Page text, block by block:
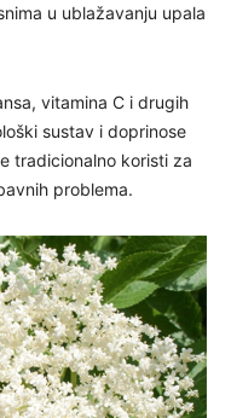
u ublažavanju upala
vitamina C i drugih
sustav i doprinose
tradicionalno koristi za
problema.